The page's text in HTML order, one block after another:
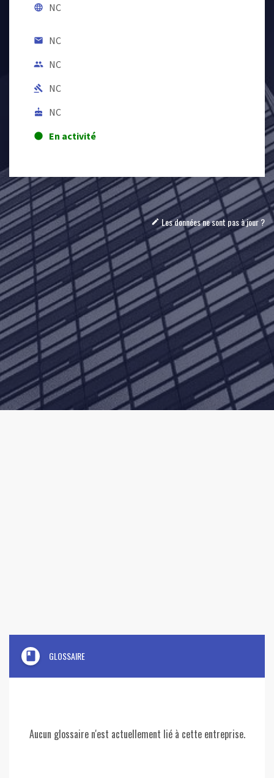
language NC
email NC
people NC
gavel NC
cake NC
lens En activité
mode_editLes données ne sont pas à jour ?
book GLOSSAIRE
Aucun glossaire n'est actuellement lié à cette entreprise.